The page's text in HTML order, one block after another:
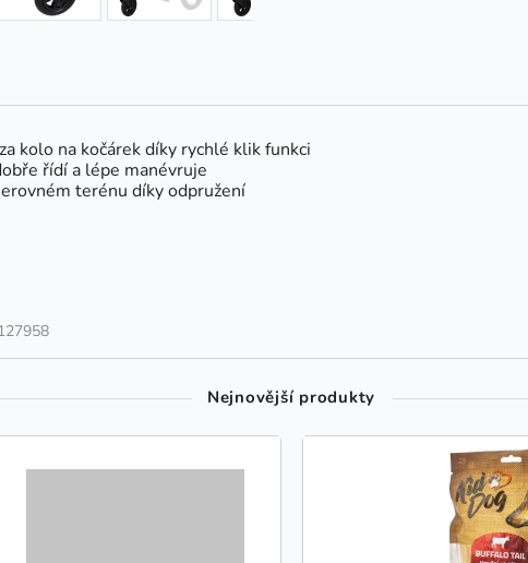
kolo na kočárek díky rychlé klik funkci
řídí a lépe manévruje
terénu díky odpružení
Nejnovější produkty